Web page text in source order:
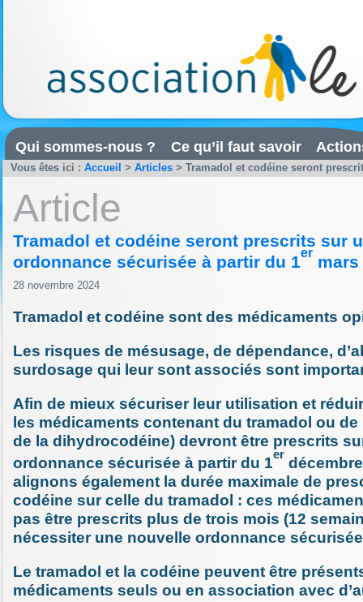
Qui sommes-nous ? Ce qu’il faut savoir
Vous êtes ici : Accueil > Articles > Tramadol et codéine seront
Article
Tramadol et codéine seront prescrits sur
ordonnance sécurisée à partir du 1
er
mars
28 novembre 2024
Tramadol et codéine sont des médicaments
Les risques de mésusage, de dépendance,
surdosage qui leur sont associés sont
Afin de mieux sécuriser leur utilisation et
les médicaments contenant du tramadol ou
de la dihydrocodéine) devront être prescrits
ordonnance sécurisée à partir du 1
er
alignons également la durée maximale de
codéine sur celle du tramadol : ces
pas être prescrits plus de trois mois (12
nécessiter une nouvelle ordonnance
Le tramadol et la codéine peuvent être
médicaments seuls ou en association avec